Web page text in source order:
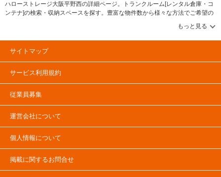
ハローストレージ大阪平野西の詳細ページ。トランクルーム[レンタル倉庫・コ
ンテナ]の検索・収納スペースを探す。豊富な物件数から様々な方法でご希望の
収納スペースを簡単に探せるトランクルーム情報サイトです。ハローストレー
ジ大阪平野西の住所・最寄りの駅、物件タイプのご紹介や料金表、お得なキャ
ンペーン情報もあります。気になる物件タイプを見つけたら、メールか電話で
お問合せが可能です（無料）。
サイトマップ
サービス利用規約
従業員募集
運営会社について
個人情報について
掲載に関するお問合せ